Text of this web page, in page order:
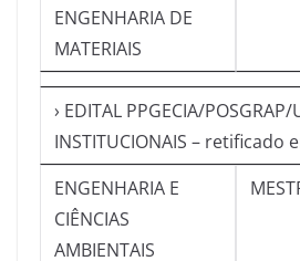
ENGENHARIA DE
MATERIAIS
› EDITAL PPGECIA/POSGRAP/
INSTITUCIONAIS – retificado
ENGENHARIA E
CIÊNCIAS
AMBIENTAIS